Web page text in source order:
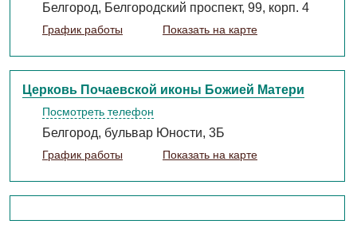
Белгород, Белгородский проспект, 99, корп. 4
График работы Показать на карте
Церковь Почаевской иконы Божией Матери
Посмотреть телефон
Белгород, бульвар Юности, 3Б
График работы Показать на карте